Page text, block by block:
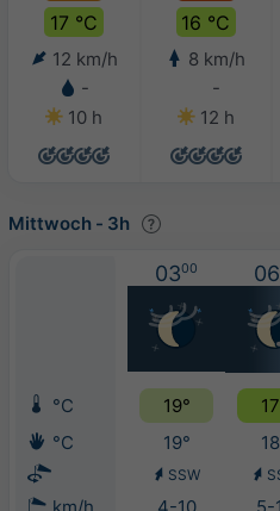
17 °C
12 km/h
-
10 h
16 °C
8 km/h
-
12 h
Mittwoch - 3h
0300 06
°C 19°
°C
19°
SSW